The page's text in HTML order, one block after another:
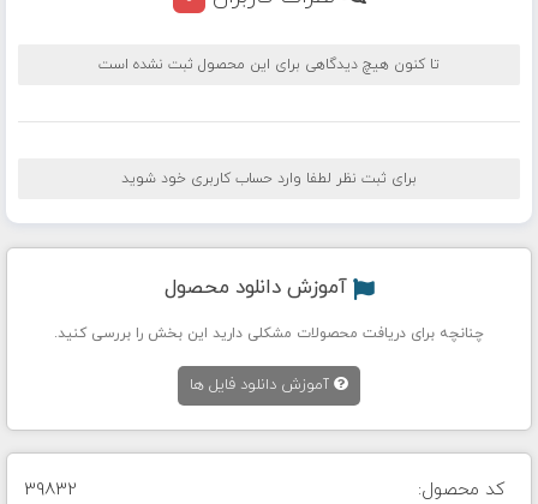
تا کنون هیچ دیدگاهی برای این محصول ثبت نشده است
برای ثبت نظر لطفا وارد حساب کاربری خود شوید
آموزش دانلود محصول
چنانچه برای دریافت محصولات مشکلی دارید این بخش را بررسی کنید.
آموزش دانلود فایل ها
کد محصول: 39832